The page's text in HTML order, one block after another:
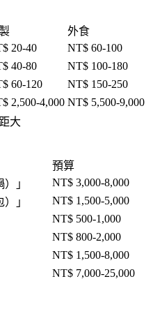
外食
20-40
NT$ 60-100
40-80
NT$ 100-180
60-120
NT$ 150-250
2,500-4,000 NT$ 5,500-9,000
大
預算
」
NT$ 3,000-8,000
」
NT$ 1,500-5,000
NT$ 500-1,000
NT$ 800-2,000
NT$ 1,500-8,000
NT$ 7,000-25,000